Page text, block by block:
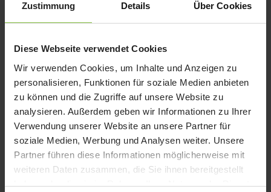
Zustimmung Details Über Cookies
Diese Webseite verwendet Cookies
Wir verwenden Cookies, um Inhalte und Anzeigen zu
personalisieren, Funktionen für soziale Medien anbieten
zu können und die Zugriffe auf unsere Website zu
analysieren. Außerdem geben wir Informationen zu Ihrer
Verwendung unserer Website an unsere Partner für
soziale Medien, Werbung und Analysen weiter. Unsere
Partner führen diese Informationen möglicherweise mit
weiteren Daten zusammen, die Sie ihnen bereitgestellt
haben oder die sie im Rahmen Ihrer Nutzung der Dienste
Netzteile & Ladegeräte
PowerBank
Schutz
Speicher
Thunderbolt
USB-C